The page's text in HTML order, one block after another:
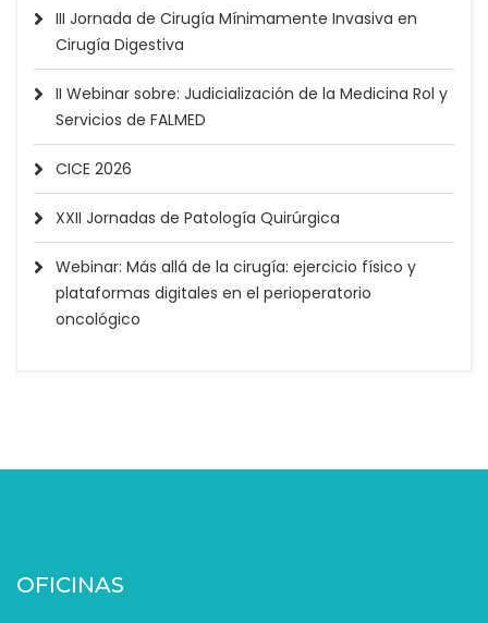
III Jornada de Cirugía Mínimamente Invasiva en
Cirugía Digestiva
II Webinar sobre: Judicialización de la Medicina Rol y
Servicios de FALMED
CICE 2026
XXII Jornadas de Patología Quirúrgica
Webinar: Más allá de la cirugía: ejercicio físico y
plataformas digitales en el perioperatorio
oncológico
OFICINAS